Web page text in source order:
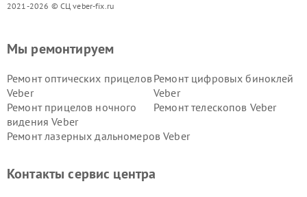
2021-2026 © СЦ veber-fix.ru
Мы ремонтируем
Ремонт оптических прицелов
Veber
Ремонт цифровых биноклей
Veber
Ремонт прицелов ночного
видения Veber
Ремонт телескопов Veber
Ремонт лазерных дальномеров Veber
Контакты сервис центра